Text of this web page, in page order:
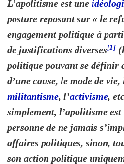
L’apolitisme est une
posture reposant sur « le
engagement politique à
de justifications diverses[1]
politique pouvant se définir
d’une cause, le mode de vie,
militantisme, l’activisme,
simplement, l’apolitisme est
personne de ne jamais
affaires politiques, sinon,
son action politique